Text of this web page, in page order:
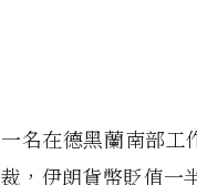
一名在德黑蘭南部工
裁，伊朗貨幣貶值一